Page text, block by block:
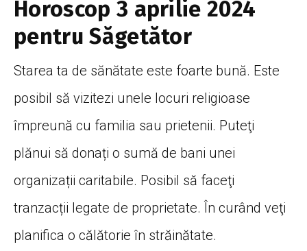
Horoscop 3 aprilie 2024
pentru Săgetător
Starea ta de sănătate este foarte bună. Este
posibil să vizitezi unele locuri religioase
împreună cu familia sau prietenii. Puteţi
plănui să donați o sumă de bani unei
organizații caritabile. Posibil să faceţi
tranzacții legate de proprietate. În curând veţi
planifica o călătorie în străinătate.